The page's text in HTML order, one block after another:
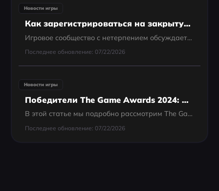
Новости игры
Как зарегистрироваться на закрытую бету Neverness to Everness | Гайды
Игровое сообщество с нетерпением обсуждает Neverness to Everness (NTE) — грядущий проект от Perfect World Games, который обещает захватывающее сочетание городских исследований, сверхъестественных элементов и увлекательных особенностей симулятора...
Последнее обновление: 07/22/2026
Новости игры
Победители The Game Awards 2024: Полный обзор и главные моменты
В этой статье мы подробно рассмотрим The Game Awards 2024, включая их историю, победителей, анонсы и то, как инструменты, такие как LagoFast, могут улучшить ваш игровой опыт.
Последнее обновление: 07/22/2026